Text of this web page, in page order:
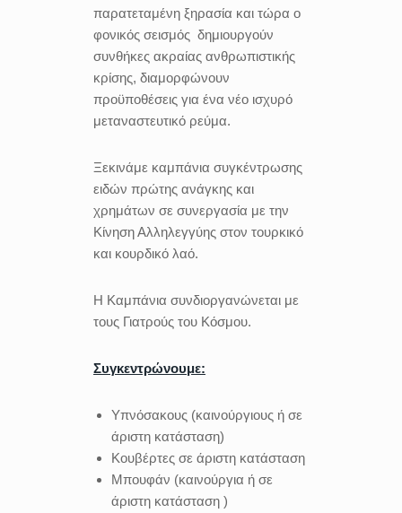
παρατεταμένη ξηρασία και τώρα ο
φονικός σεισμός δημιουργούν
συνθήκες ακραίας ανθρωπιστικής
κρίσης, διαμορφώνουν
προϋποθέσεις για ένα νέο ισχυρό
μεταναστευτικό ρεύμα.
Ξεκινάμε καμπάνια συγκέντρωσης
ειδών πρώτης ανάγκης και
χρημάτων σε συνεργασία με την
Κίνηση Αλληλεγγύης στον τουρκικό
και κουρδικό λαό.
Η Καμπάνια συνδιοργανώνεται με
τους Γιατρούς του Κόσμου.
Συγκεντρώνουμε:
Υπνόσακους (καινούργιους ή σε
άριστη κατάσταση)
Κουβέρτες σε άριστη κατάσταση
Μπουφάν (καινούργια ή σε
άριστη κατάσταση )